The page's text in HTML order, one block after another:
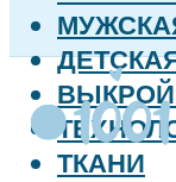
ТКАНИ